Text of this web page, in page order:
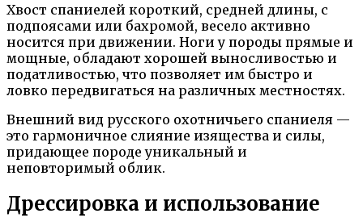
Хвост спаниелей короткий, средней длины, с
подпоясами или бахромой, весело активно
носится при движении. Ноги у породы прямые и
мощные, обладают хорошей выносливостью и
податливостью, что позволяет им быстро и
ловко передвигаться на различных местностях.
Внешний вид русского охотничьего спаниеля —
это гармоничное слияние изящества и силы,
придающее породе уникальный и
неповторимый облик.
Дрессировка и использование